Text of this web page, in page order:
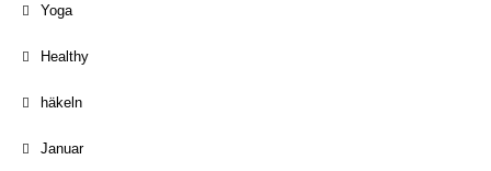
Yoga
Healthy
häkeln
Januar